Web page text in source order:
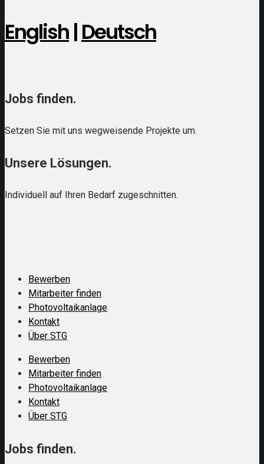
English|Deutsch
Jobs finden.
Setzen Sie mit uns wegweisende Projekte um.
Unsere Lösungen.
Individuell auf Ihren Bedarf zugeschnitten.
Bewerben
Mitarbeiter finden
Photovoltaikanlage
Kontakt
Über STG
Bewerben
Mitarbeiter finden
Photovoltaikanlage
Kontakt
Über STG
Jobs finden.